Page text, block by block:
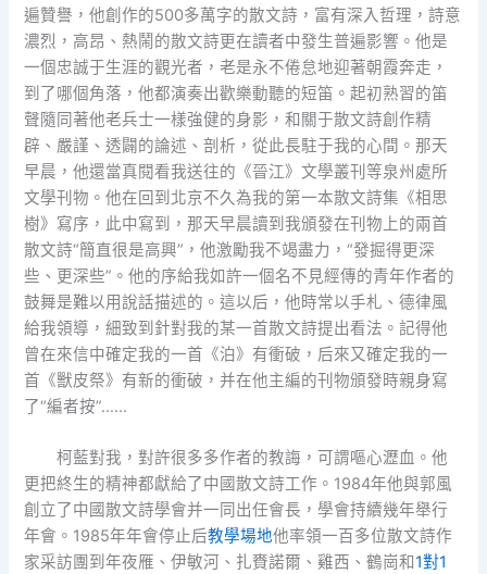
遍贊譽，他創作的500多萬字的散文詩，富有深入哲理，詩意
濃烈，高昂、熱鬧的散文詩更在讀者中發生普遍影響。他是
一個忠誠于生涯的觀光者，老是永不倦怠地迎著朝霞奔走，
到了哪個角落，他都演奏出歡樂動聽的短笛。起初熟習的笛
聲隨同著他老兵士一樣強健的身影，和關于散文詩創作精
辟、嚴謹、透闢的論述、剖析，從此長駐于我的心間。那天
早晨，他還當真閱看我送往的《晉江》文學叢刊等泉州處所
文學刊物。他在回到北京不久為我的第一本散文詩集《相思
樹》寫序，此中寫到，那天早晨讀到我頒發在刊物上的兩首
散文詩“簡直很是高興”，他激勵我不竭盡力，“發掘得更深
些、更深些”。他的序給我如許一個名不見經傳的青年作者的
鼓舞是難以用說話描述的。這以后，他時常以手札、德律風
給我領導，細致到針對我的某一首散文詩提出看法。記得他
曾在來信中確定我的一首《泊》有衝破，后來又確定我的一
首《獸皮祭》有新的衝破，并在他主編的刊物頒發時親身寫
了“編者按”……
柯藍對我，對許很多多作者的教誨，可謂嘔心瀝血。他
更把終生的精神都獻給了中國散文詩工作。1984年他與郭風
創立了中國散文詩學會并一同出任會長，學會持續幾年舉行
年會。1985年年會停止后教學場地他率領一百多位散文詩作
家采訪團到年夜雁、伊敏河、扎賚諾爾、雞西、鶴崗和1對1